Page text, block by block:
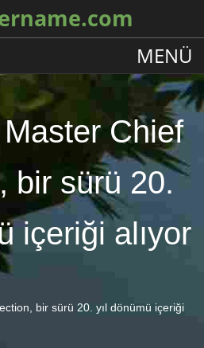
MENÜ
Chief
bir sürü 20.
içeriği alıyor
bir sürü 20. yıl dönümü içeriği